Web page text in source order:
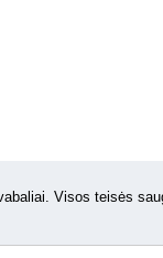
Visos teisės